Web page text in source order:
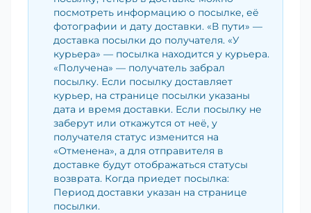
посмотреть информацию о посылке, её
фотографии и дату доставки. «В пути» —
доставка посылки до получателя. «У
курьера» — посылка находится у курьера.
«Получена» — получатель забрал
посылку. Если посылку доставляет
курьер, на странице посылки указаны
дата и время доставки. Если посылку не
заберут или откажутся от неё, у
получателя статус изменится на
«Отменена», а для отправителя в
доставке будут отображаться статусы
возврата. Когда приедет посылка:
Период доставки указан на странице
посылки.